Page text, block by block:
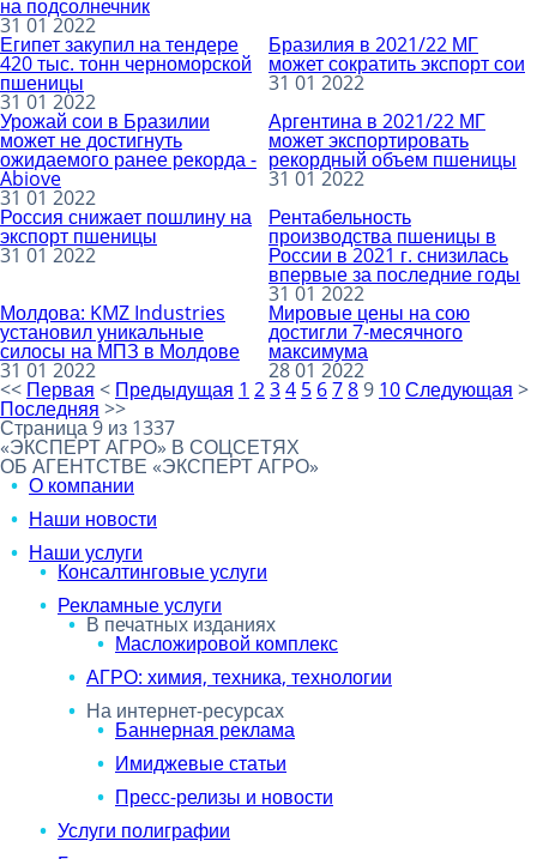
на подсолнечник
31 01 2022
Египет закупил на тендере
420 тыс. тонн черноморской
пшеницы
31 01 2022
Бразилия в 2021/22 МГ
может сократить экспорт сои
31 01 2022
Урожай сои в Бразилии
может не достигнуть
ожидаемого ранее рекорда -
Abiove
31 01 2022
Аргентина в 2021/22 МГ
может экспортировать
рекордный объем пшеницы
31 01 2022
Россия снижает пошлину на
экспорт пшеницы
31 01 2022
Рентабельность
производства пшеницы в
России в 2021 г. снизилась
впервые за последние годы
31 01 2022
Молдова: KMZ Industries
установил уникальные
силосы на МПЗ в Молдове
31 01 2022
Мировые цены на сою
достигли 7-месячного
максимума
28 01 2022
<< Первая < Предыдущая 1 234 5 678 9 10Следующая >
Последняя >>
Страница 9 из 1337
«ЭКСПЕРТ АГРО» В СОЦСЕТЯХ
ОБ АГЕНТСТВЕ «ЭКСПЕРТ АГРО»
О компании
Наши новости
Наши услуги
Консалтинговые услуги
Рекламные услуги
В печатных изданиях
Масложировой комплекс
АГРО: химия, техника, технологии
На интернет-ресурсах
Баннерная реклама
Имиджевые статьи
Пресс-релизы и новости
Услуги полиграфии